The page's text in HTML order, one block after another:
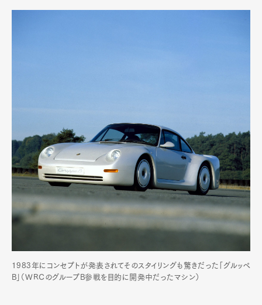
1983年にコンセプトが発表されてそのスタイリングも驚きだった「グルッペ
B」（WRCのグループB参戦を目的に開発中だったマシン）